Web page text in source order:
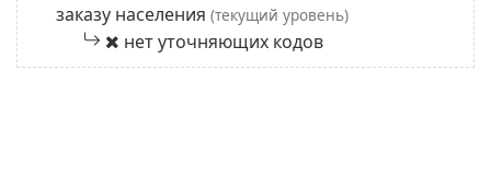
заказу населения (текущий уровень)
нет уточняющих кодов